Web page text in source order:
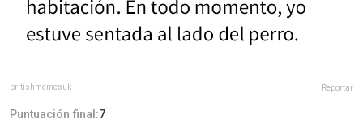
britishmemesuk Reportar
Puntuación final:7